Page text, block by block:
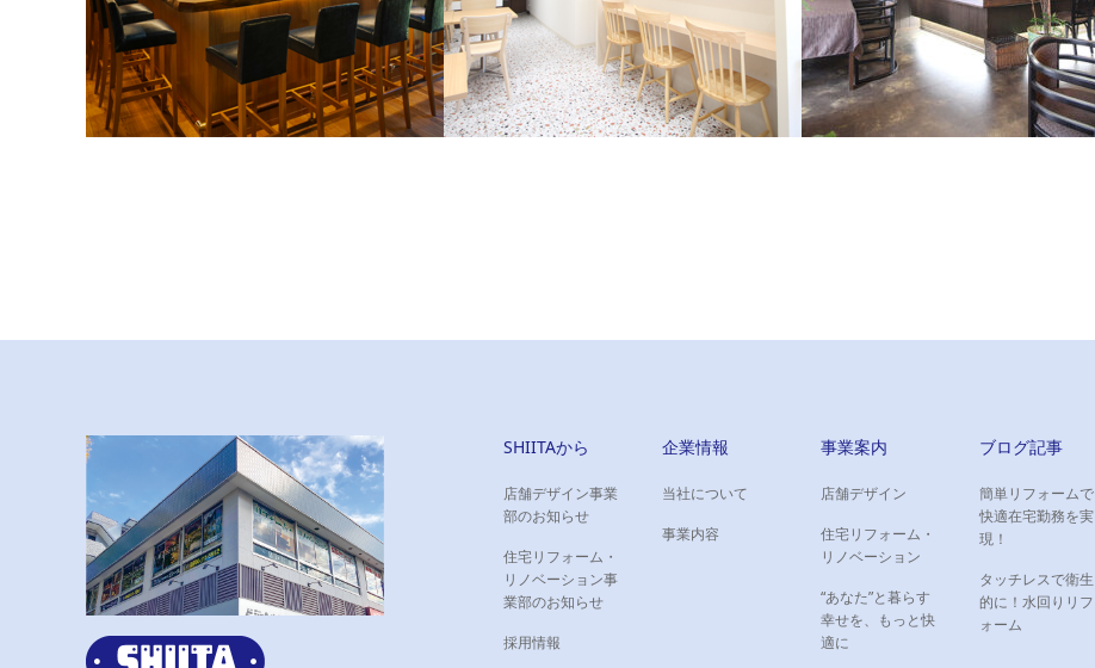
SHIITAから
店舗デザイン事業
部のお知らせ
住宅リフォーム・
リノベーション事
業部のお知らせ
採用情報
企業情報
当社について
事業内容
事業案内
店舗デザイン
住宅リフォーム・
リノベーション
“あなた”と暮らす
幸せを、もっと快
適に
ブログ記事
簡単リフォームで
快適在宅勤務を実
現！
タッチレスで衛生
的に！水回りリフ
ォーム